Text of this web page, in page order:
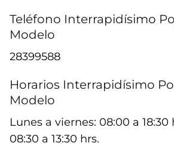
Teléfono Interrapidísimo
Modelo
28399588
Horarios Interrapidísimo
Modelo
Lunes a viernes: 08:00 a 18:30
08:30 a 13:30 hrs.